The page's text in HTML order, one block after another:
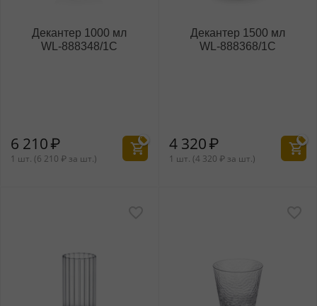
Декантер 1000 мл
WL‑888348/1C
6 210₽
1 шт. (6 210 ₽ за шт.)
Декантер 1500 мл
WL‑888368/1C
4 320₽
1 шт. (4 320 ₽ за шт.)